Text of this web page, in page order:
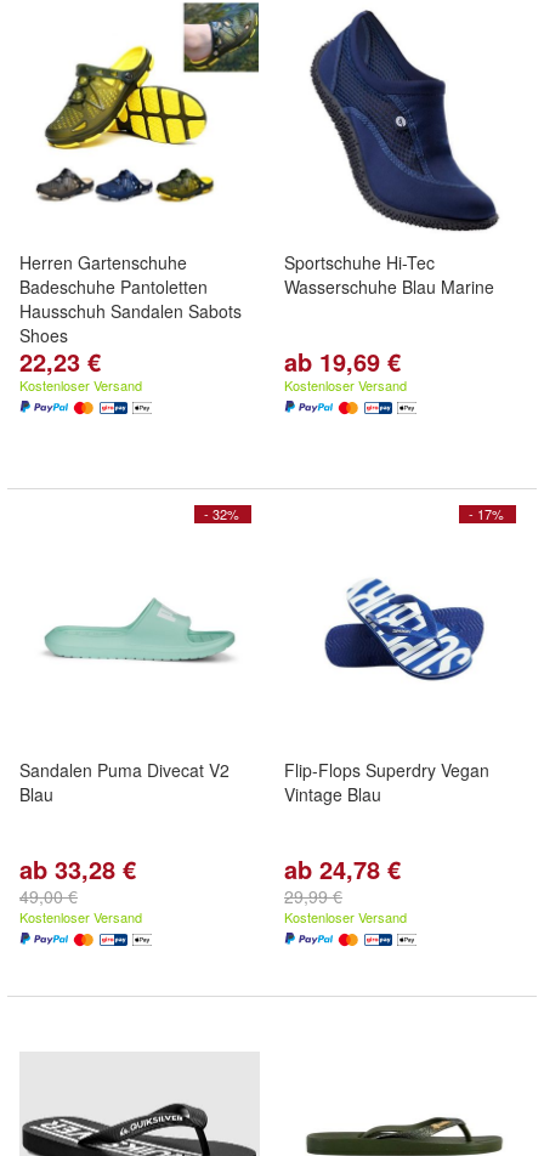
Herren Gartenschuhe
Badeschuhe Pantoletten
Hausschuh Sandalen Sabots
Shoes
22,23 €
Kostenloser Versand
Sportschuhe Hi-Tec
Wasserschuhe Blau Marine
ab 19,69 €
Kostenloser Versand
- 32%
Sandalen Puma Divecat V2
Blau
ab 33,28 €
49,00 €
Kostenloser Versand
- 17%
Flip-Flops Superdry Vegan
Vintage Blau
ab 24,78 €
29,99 €
Kostenloser Versand